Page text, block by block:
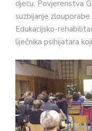
djecu, Povjerenstva
suzbijanje
Edukacijsko-
liječnika psihijatara